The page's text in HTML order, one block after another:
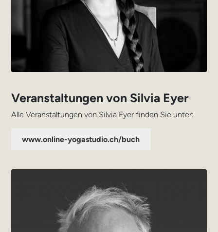
Veranstaltungen von Silvia Eyer
Alle Veranstaltungen von Silvia Eyer finden Sie unter:
www.online-yogastudio.ch/buch